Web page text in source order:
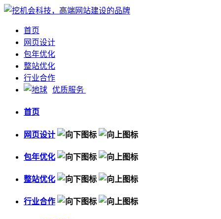
首页
网页设计
包年优化
整站优化
行业合作
优质服务
首页
网页设计
包年优化
整站优化
行业合作